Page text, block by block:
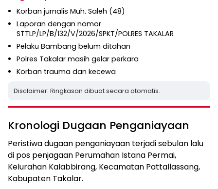
Korban jurnalis Muh. Saleh (48)
Laporan dengan nomor
STTLP/LP/B/132/V/2026/SPKT/POLRES TAKALAR
Pelaku Bambang belum ditahan
Polres Takalar masih gelar perkara
Korban trauma dan kecewa
Disclaimer: Ringkasan dibuat secara otomatis.
Kronologi Dugaan Penganiayaan
Peristiwa dugaan penganiayaan terjadi sebulan lalu
di pos penjagaan Perumahan Istana Permai,
Kelurahan Kalabbirang, Kecamatan Pattallassang,
Kabupaten Takalar.